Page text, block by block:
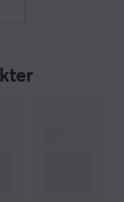
gir Q1 både
har en